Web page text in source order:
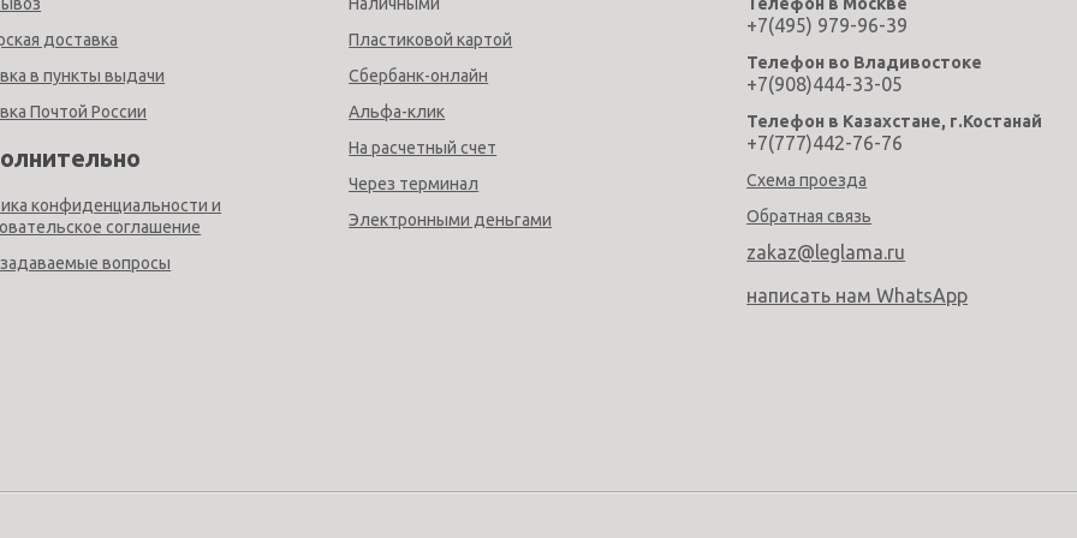
доставка
в пункты выдачи
Почтой России
конфиденциальности и
соглашение
вопросы
Наличными
Пластиковой картой
Сбербанк-онлайн
Альфа-клик
На расчетный счет
Через терминал
Электронными деньгами
Телефон в Москве
+7(495) 979-96-39
Телефон во Владивостоке
+7(908)444-33-05
Телефон в Казахстане, г.Костанай
+7(777)442-76-76
Схема проезда
Обратная связь
zakaz@leglama.ru
написать нам WhatsApp